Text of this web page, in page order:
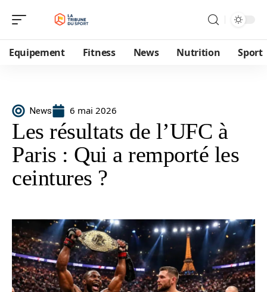
Equipement Fitness News Nutrition Sport
News 6 mai 2026
Les résultats de l’UFC à
Paris : Qui a remporté les
ceintures ?